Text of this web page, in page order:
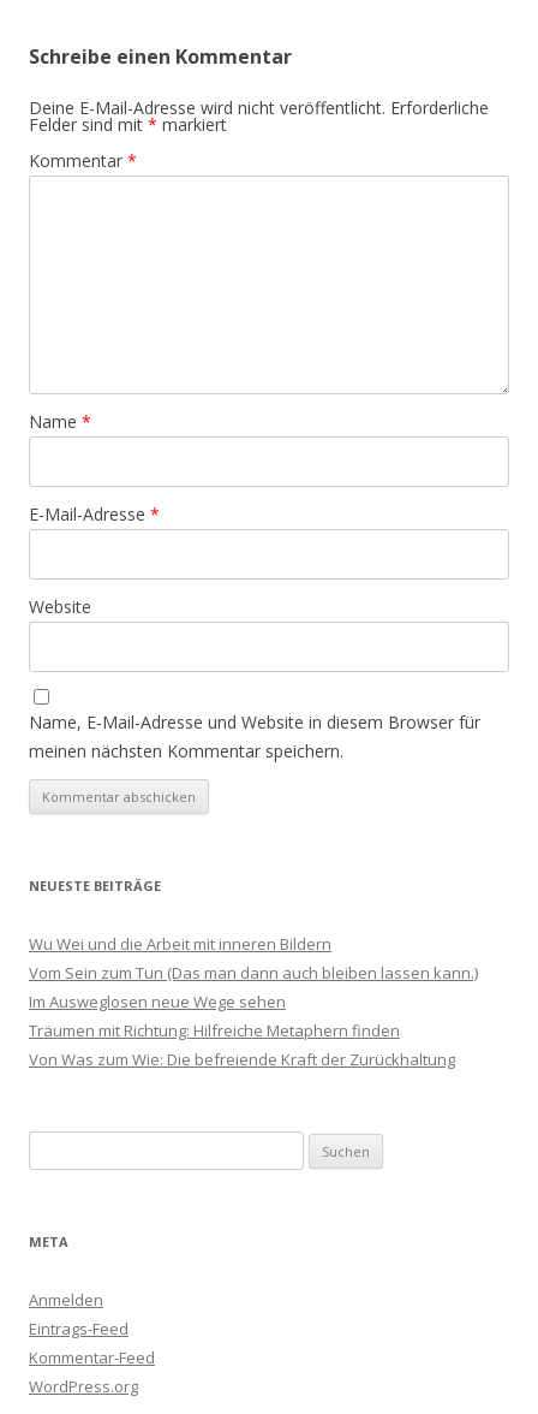
Schreibe einen Kommentar
Deine E-Mail-Adresse wird nicht veröffentlicht. Erforderliche
Felder sind mit * markiert
Kommentar *
Name *
E-Mail-Adresse *
Website
Name, E-Mail-Adresse und Website in diesem Browser für
meinen nächsten Kommentar speichern.
NEUESTE BEITRÄGE
Wu Wei und die Arbeit mit inneren Bildern
Vom Sein zum Tun (Das man dann auch bleiben lassen kann.)
Im Ausweglosen neue Wege sehen
Träumen mit Richtung: Hilfreiche Metaphern finden
Von Was zum Wie: Die befreiende Kraft der Zurückhaltung
nach:
META
Anmelden
Eintrags-Feed
Kommentar-Feed
WordPress.org